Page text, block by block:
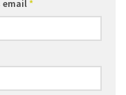
email*